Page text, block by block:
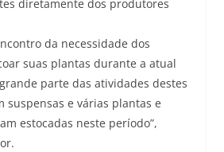
diretamente dos produtores
da necessidade dos
suas plantas durante a atual
parte das atividades destes
suspensas e várias plantas e
estocadas neste período”,